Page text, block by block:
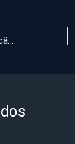
Fortaleza amplia em mais 589 câmeras sistema de segurança, nesta terça-feira (3)